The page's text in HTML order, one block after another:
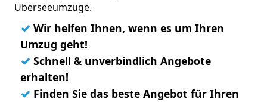
Überseeumzüge.
✓ Wir helfen Ihnen, wenn es um Ihren
Umzug geht!
✓ Schnell & unverbindlich Angebote
erhalten!
✓ Finden Sie das beste Angebot für Ihren